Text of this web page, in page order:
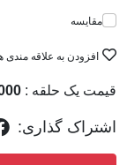
مقایسه
افزودن به علاقه مندی
قیمت یک حلقه :
اشتراک گذاری: